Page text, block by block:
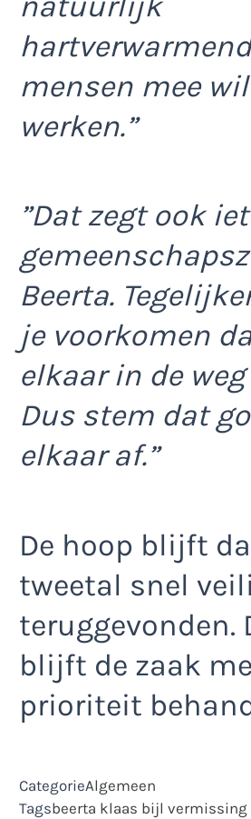
mensen mee
werken.”
”Dat zegt ook
Beerta.
je voorkomen
elkaar in de
Dus stem dat
elkaar af.”
De hoop blijft
tweetal snel
teruggevonden.
blijft de zaak
prioriteit
CategorieAlgemeen
Tagsbeerta klaas bijl vermissing